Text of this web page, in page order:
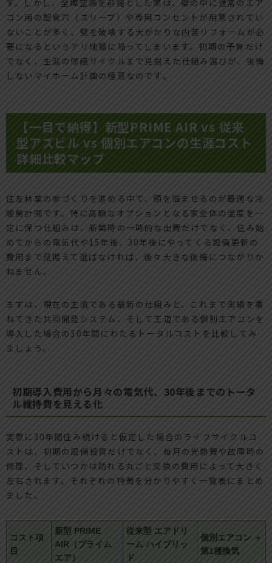
コン用の配管穴（スリーブ）や専用コンセントが用意されてい
ないことが多く、壁を破壊する大がかりな内装リフォームが必
要になるというアリ地獄に陥ってしまいます。初期の予算だけ
でなく、生涯の修繕サイクルまで見据えた仕組み選びが、後悔
しないマイホーム計画の極意なのです。
【一目で納得】新型PRIME AIR vs 従来
型アズビル vs 個別エアコンの生涯コスト
詳細比較マップ
住友林業の家づくりを進める中で、頭を悩ませるのが最適な冷
暖房計画です。特に高額なオプションとなる家全体の温度を一
定に保つ仕組みは、新築時の一時的な出費だけでなく、住み始
めてからの電気代や15年後、30年後にやってくる設備更新の
費用まで見据えて選ばなければ、後々大きな後悔につながりか
ねません。
まずは、現在の主流である最新の仕組みと、これまで実績を重
ねてきた共同開発システム、そして王道である個別エアコンを
導入した場合の30年間にわたるトータルコストを比較してみ
ましょう。
初期導入費用から月々の電気代、30年後までのトータ
ル維持費を見える化
実際に30年間住み続けると仮定した場合のライフサイクルコ
ストは、初期の設備投資だけでなく、毎月の光熱費や故障時の
修理、そしていつかは訪れる丸ごと交換の費用によって大きく
左右されます。それぞれの特徴を分かりやすく一覧表にまとめ
ました。
コスト項
目
新型 PRIME
AIR（プライム
エア）
従来型 エアドリ
ーム ハイブリッ
ド
個別エアコン ＋
第1種換気